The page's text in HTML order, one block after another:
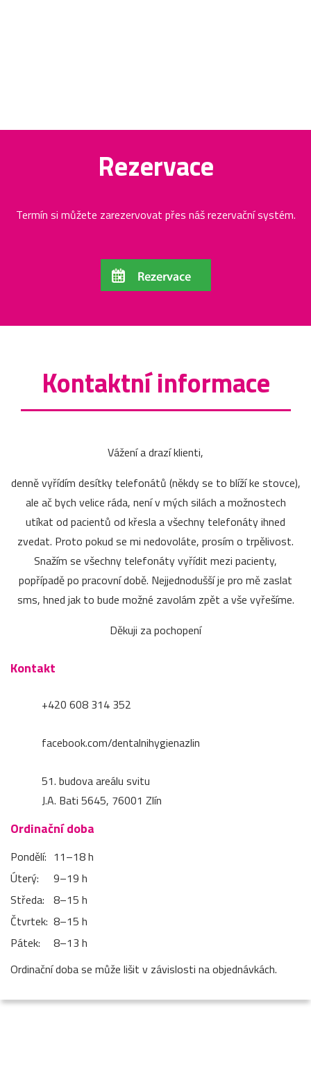
Rezervace
Termín si můžete zarezervovat přes náš rezervační systém.
Kontaktní informace
Vážení a drazí klienti,
denně vyřídím desítky telefonátů (někdy se to blíží ke stovce),
ale ač bych velice ráda, není v mých silách a možnostech
utíkat od pacientů od křesla a všechny telefonáty ihned
zvedat. Proto pokud se mi nedovoláte, prosím o trpělivost.
Snažím se všechny telefonáty vyřídit mezi pacienty,
popřípadě po pracovní době. Nejjednodušší je pro mě zaslat
sms, hned jak to bude možné zavolám zpět a vše vyřešíme.
Děkuji za pochopení
Kontakt
+420 608 314 352
facebook.com/dentalnihygienazlin
51. budova areálu svitu
J.A. Bati 5645, 76001 Zlín
Ordinační doba
Pondělí: 11–⁠18 h
Úterý:
9–⁠19 h
Středa: 8–⁠15 h
Čtvrtek: 8–⁠15 h
Pátek:
8–⁠13 h
Ordinační doba se může lišit v závislosti na objednávkách.